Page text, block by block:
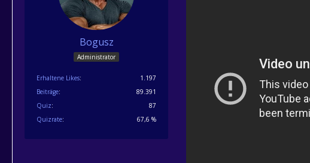
Bogusz
Administrator
Erhaltene Likes
1.197
Beiträge
89.391
Quiz
87
Quizrate
67,6 %